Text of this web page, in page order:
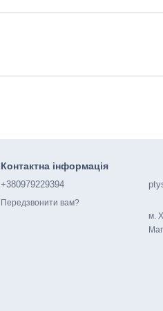
Контактна інформація
+380979229394
Передзвонити вам?
м.